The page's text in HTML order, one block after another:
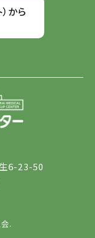
から
6-23-50
.